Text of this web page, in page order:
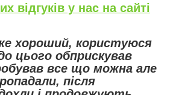
відгуків у нас на сайті
хороший, користуюся
цього обприскував
все що можна але
після